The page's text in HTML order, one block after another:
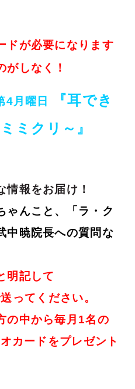
ドが必要になります
がしなく！
4月曜日
『耳でき
ミクリ～』
情報をお届け！
ゃんこと、「ラ・ク
中暁院長への質問な
明記して
ってください。
の中から毎月1名の
カードをプレゼント